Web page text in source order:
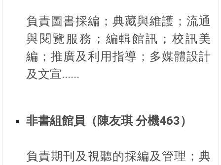
負責圖書採編；典藏與維護；流通
與閱覽服務；編輯館訊；校訊美
編；推廣及利用指導；多媒體設計
及文宣......
非書組館員（陳友琪 分機463）
負責期刊及視聽的採編及管理；典